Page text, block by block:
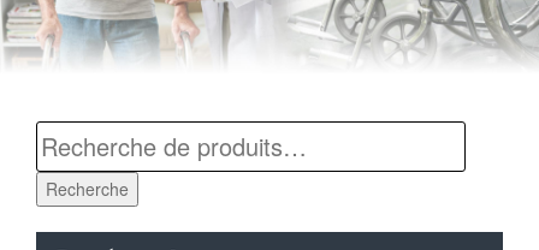
Recherche